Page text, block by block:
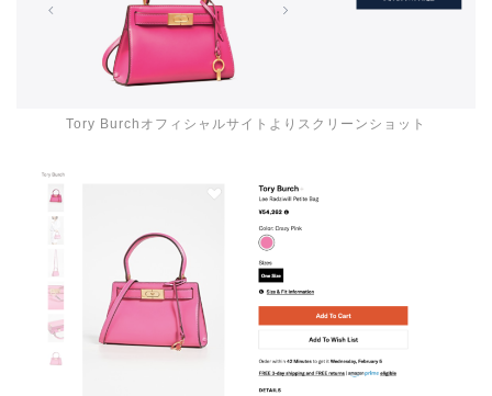
Tory Burchオフィシャルサイトよりスクリーンショット